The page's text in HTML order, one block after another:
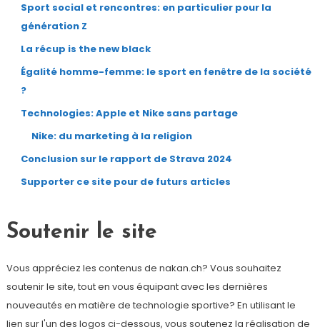
Sport social et rencontres: en particulier pour la
génération Z
La récup is the new black
Égalité homme-femme: le sport en fenêtre de la société
?
Technologies: Apple et Nike sans partage
Nike: du marketing à la religion
Conclusion sur le rapport de Strava 2024
Supporter ce site pour de futurs articles
Soutenir le site
Vous appréciez les contenus de nakan.ch? Vous souhaitez
soutenir le site, tout en vous équipant avec les dernières
nouveautés en matière de technologie sportive? En utilisant le
lien sur l'un des logos ci-dessous, vous soutenez la réalisation de